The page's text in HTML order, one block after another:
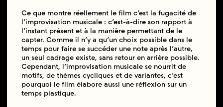
Ce que montre réellement le film c’est la fugacité de
l’improvisation musicale : c’est-à-dire son rapport à
l’instant présent et à la manière permettant de le
capter. Comme il n’y a qu’un choix possible dans le
temps pour faire se succéder une note après l’autre,
un seul cadrage existe, sans retour en arrière possible.
Cependant, l’improvisation musicale se nourrit de
motifs, de thèmes cycliques et de variantes, c’est
pourquoi le film élabore aussi une réflexion sur un
temps plastique.